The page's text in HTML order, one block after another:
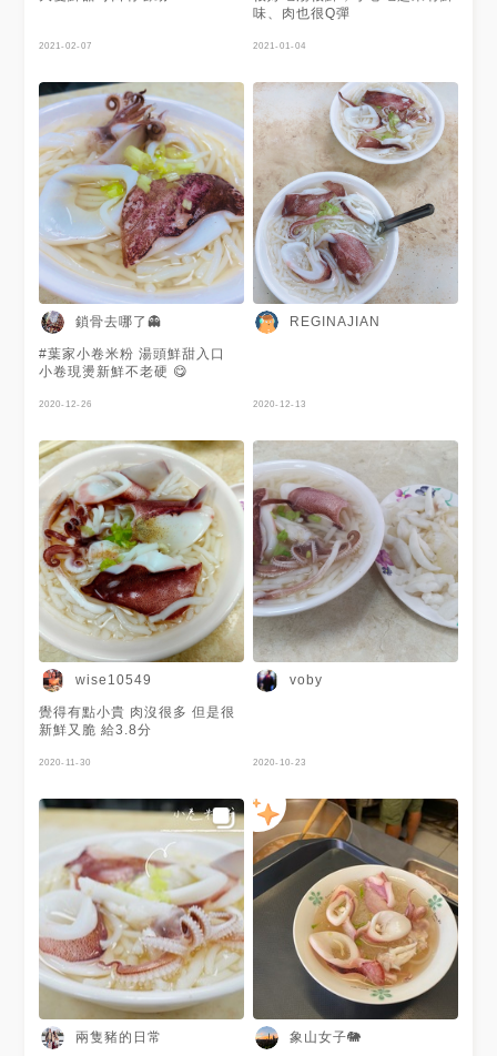
2021-02-07
味、肉也很Q彈
2021-01-04
鎖骨去哪了👻
#葉家小卷米粉 湯頭鮮甜入口
小卷現燙新鮮不老硬 😋
2020-12-26
REGINAJIAN
2020-12-13
wise10549
覺得有點小貴 肉沒很多 但是很
新鮮又脆 給3.8分
2020-11-30
voby
2020-10-23
兩隻豬的日常 象山女子🐘